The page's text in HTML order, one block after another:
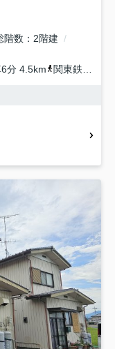
階数
2階建
6分 4.5km 関東鉄道常総線